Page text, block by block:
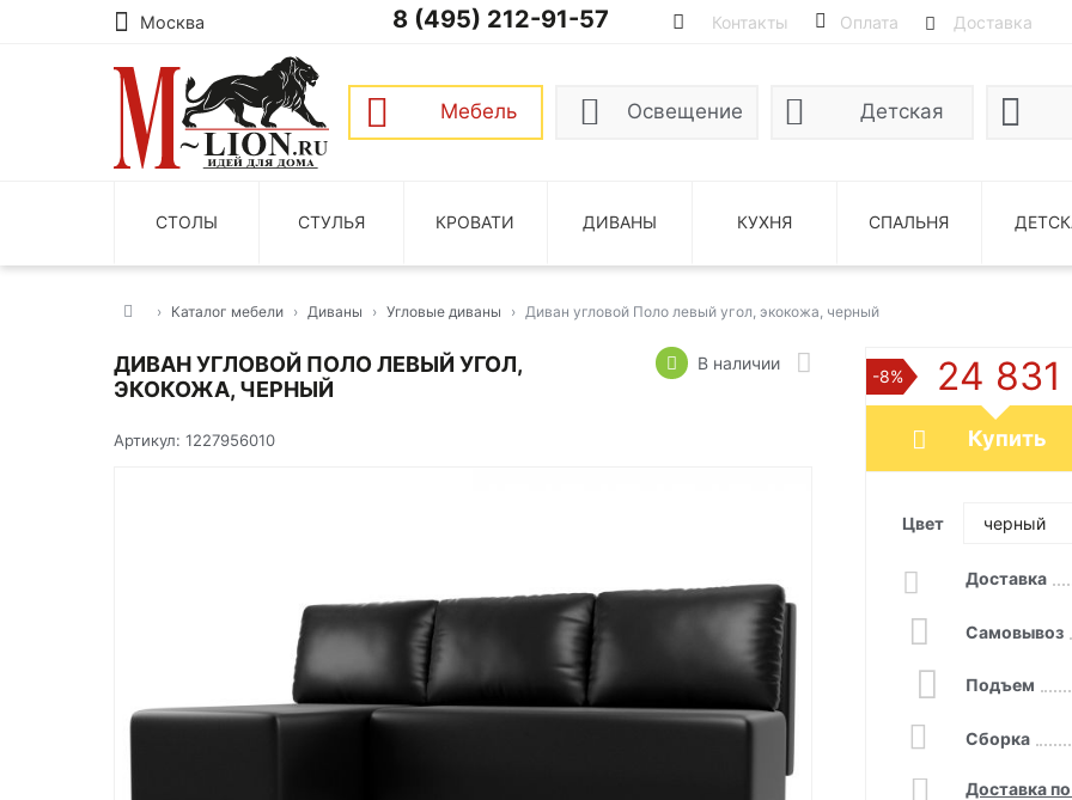
Москва 8 (495) 212-91-57 Контакты Оплата Доставка
Мебель Освещение Детская
СТОЛЫ СТУЛЬЯ КРОВАТИ ДИВАНЫ КУХНЯ СПАЛЬНЯ
Каталог мебели Диваны Угловые диваны Диван угловой Поло левый угол, экокожа, черный
В наличии
ДИВАН УГЛОВОЙ ПОЛО ЛЕВЫЙ УГОЛ,
ЭКОКОЖА, ЧЕРНЫЙ
Артикул: 1227956010
-8% 24 831
Купить
Цвет
Доставка
Самовывоз
Подъем
Сборка
Доставка